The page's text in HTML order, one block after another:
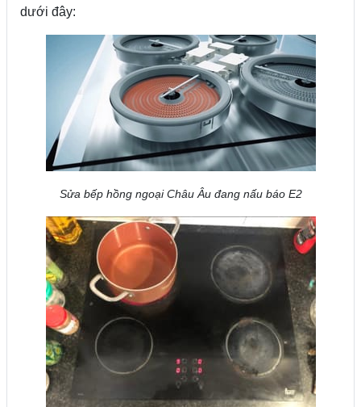
dưới đây:
Sửa bếp hồng ngoại Châu Âu đang nấu báo E2